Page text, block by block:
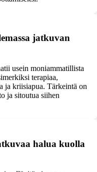
jatkuvan
usein moniammatillista
terapiaa,
ja kriisiapua. Tärkeintä on
ja sitoutua siihen
halua kuolla